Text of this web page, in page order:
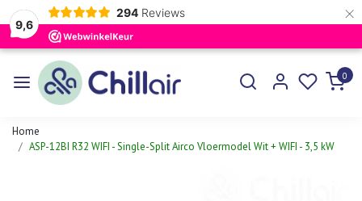
9,6
294 Reviews ×
0
Home
ASP-12BI R32 WIFI - Single-Split Airco Vloermodel Wit + WIFI - 3,5 kW